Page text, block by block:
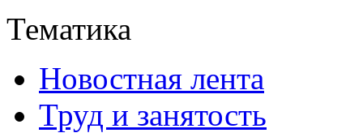
Тематика
Новостная лента
Труд и занятость